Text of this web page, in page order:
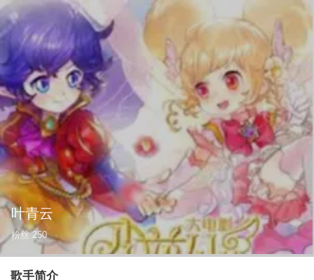
叶青云
粉丝 250
歌手简介